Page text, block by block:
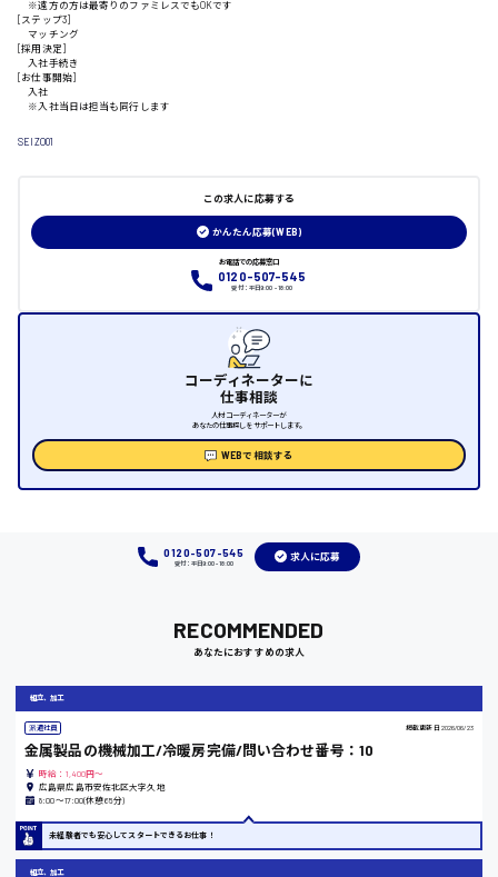
山口県
大竹市
大阪府
竹原市
日給制すべて
時給1300円〜
※遠方の方は最寄りのファミレスでもOKです
[ステップ3]
マッチング
[採用決定]
入社手続き
[お仕事開始]
入社
※入社当日は担当も同行します
SEIZO01
この求人に応募する
かんたん応募(WEB)
お電話での応募窓口
0120-507-545
受付：平日9:00 - 18:00
コーディネーターに
仕事相談
人材コーディネーターが
あなたの仕事探しをサポートします。
WEBで相談する
0120-507-545
受付：平日9:00 - 18:00
求人に応募
RECOMMENDED
あなたにおすすめの求人
組立、加工
派遣社員 掲載更新日 2026/06/23
金属製品の機械加工/冷暖房完備/問い合わせ番号：10
時給：1,400円～
広島県広島市安佐北区大字久地
8:00〜17:00(休憩65分)
未経験者でも安心してスタートできるお仕事！
組立、加工